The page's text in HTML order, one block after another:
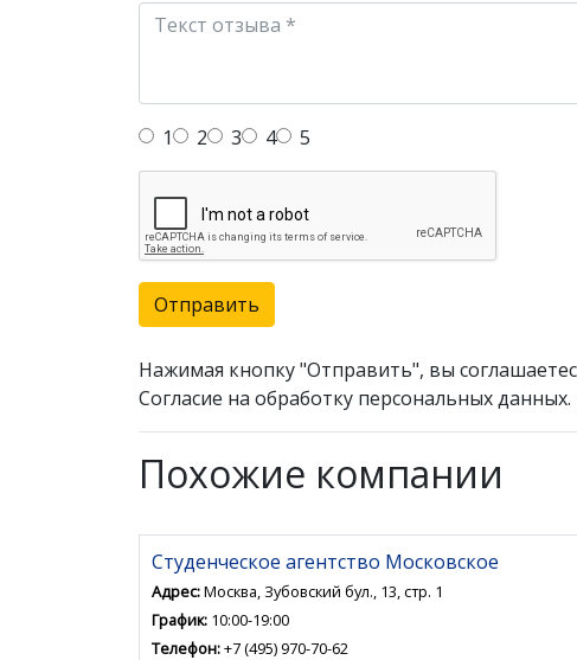
1 2 3 4 5
Отправить
Нажимая кнопку "Отправить", вы
Согласие на обработку персональных данных.
Похожие компании
Студенческое агентство Московское
Адрес:Москва, Зубовский бул., 13, стр. 1
График: 10:00-19:00
Телефон:+7 (495) 970-70-62